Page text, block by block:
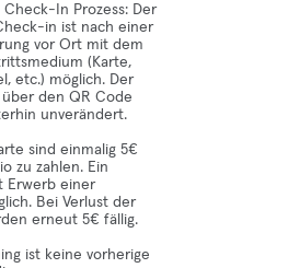
In Prozess: Der
in ist nach einer
vor Ort mit dem
(Karte,
etc.) möglich. Der
den QR Code
unverändert.
sind einmalig 5€
zu zahlen. Ein
Erwerb einer
Bei Verlust der
erneut 5€ fällig.
ist keine vorherige